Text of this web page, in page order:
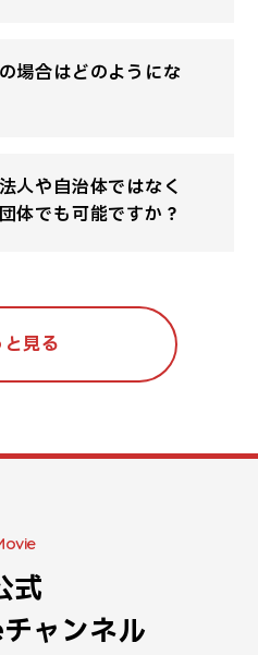
場合はどのようにな
人や自治体ではなく
体でも可能ですか？
と見る
式
ャンネル